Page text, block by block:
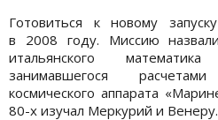
Готовиться к новому
в 2008 году. Миссию
итальянского
занимавшегося
космического аппарата
80-х изучал Меркурий и Венеру.